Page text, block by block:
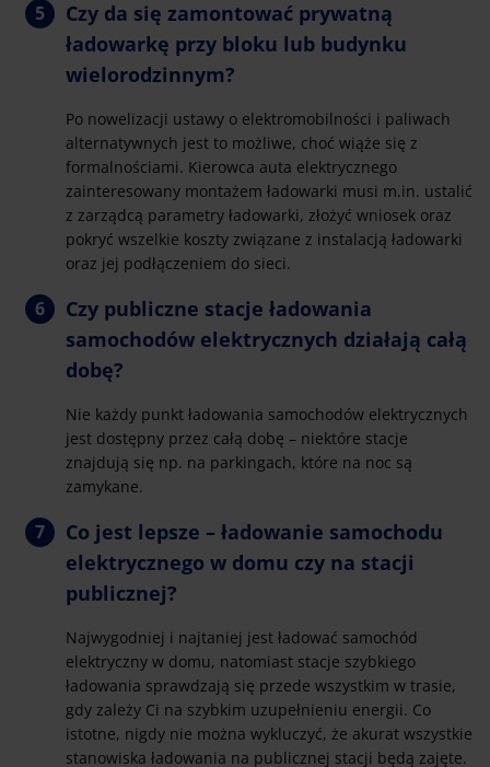
Czy da się zamontować prywatną
ładowarkę przy bloku lub budynku
wielorodzinnym?
Po nowelizacji ustawy o elektromobilności i paliwach
alternatywnych jest to możliwe, choć wiąże się z
formalnościami. Kierowca auta elektrycznego
zainteresowany montażem ładowarki musi m.in. ustalić
z zarządcą parametry ładowarki, złożyć wniosek oraz
pokryć wszelkie koszty związane z instalacją ładowarki
oraz jej podłączeniem do sieci.
Czy publiczne stacje ładowania
samochodów elektrycznych działają całą
dobę?
Nie każdy punkt ładowania samochodów elektrycznych
jest dostępny przez całą dobę – niektóre stacje
znajdują się np. na parkingach, które na noc są
zamykane.
Co jest lepsze – ładowanie samochodu
elektrycznego w domu czy na stacji
publicznej?
Najwygodniej i najtaniej jest ładować samochód
elektryczny w domu, natomiast stacje szybkiego
ładowania sprawdzają się przede wszystkim w trasie,
gdy zależy Ci na szybkim uzupełnieniu energii. Co
istotne, nigdy nie można wykluczyć, że akurat wszystkie
stanowiska ładowania na publicznej stacji będą zajęte.